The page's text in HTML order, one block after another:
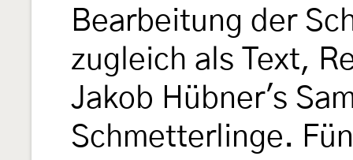
Bearbeitung der
zugleich als Text,
Jakob Hübner's
Schmetterlinge.